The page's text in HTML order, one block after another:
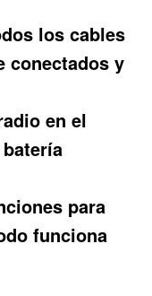
los cables
conectados y
en el
para
funciona